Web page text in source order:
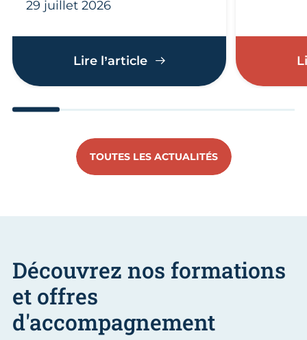
29 juillet 2026
Lire l’articleÉco-défis : artisans et
TOUTES LES ACTUALITÉS
Découvrez nos formations
et offres
d'accompagnement